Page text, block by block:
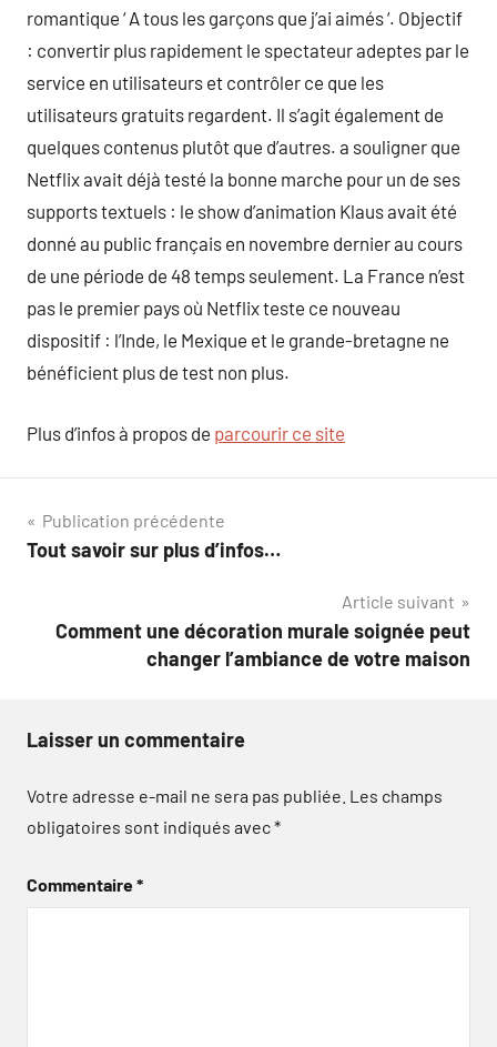
romantique ‘ A tous les garçons que j’ai aimés ‘. Objectif
: convertir plus rapidement le spectateur adeptes par le
service en utilisateurs et contrôler ce que les
utilisateurs gratuits regardent. Il s’agit également de
quelques contenus plutôt que d’autres. a souligner que
Netflix avait déjà testé la bonne marche pour un de ses
supports textuels : le show d’animation Klaus avait été
donné au public français en novembre dernier au cours
de une période de 48 temps seulement. La France n’est
pas le premier pays où Netflix teste ce nouveau
dispositif : l’Inde, le Mexique et le grande-bretagne ne
bénéficient plus de test non plus.
Plus d’infos à propos de parcourir ce site
Navigation
de
Publication précédente
Tout savoir sur plus d’infos…
Article suivant
Comment une décoration murale soignée peut
changer l’ambiance de votre maison
Laisser un commentaire
Votre adresse e-mail ne sera pas publiée. Les champs
obligatoires sont indiqués avec*
Commentaire*